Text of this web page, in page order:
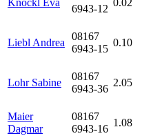
Knöckl Eva
6943-12
0.02
Liebl Andrea
08167
6943-15
0.10
Lohr Sabine
08167
6943-36
2.05
Maier
Dagmar
08167
6943-16
1.08